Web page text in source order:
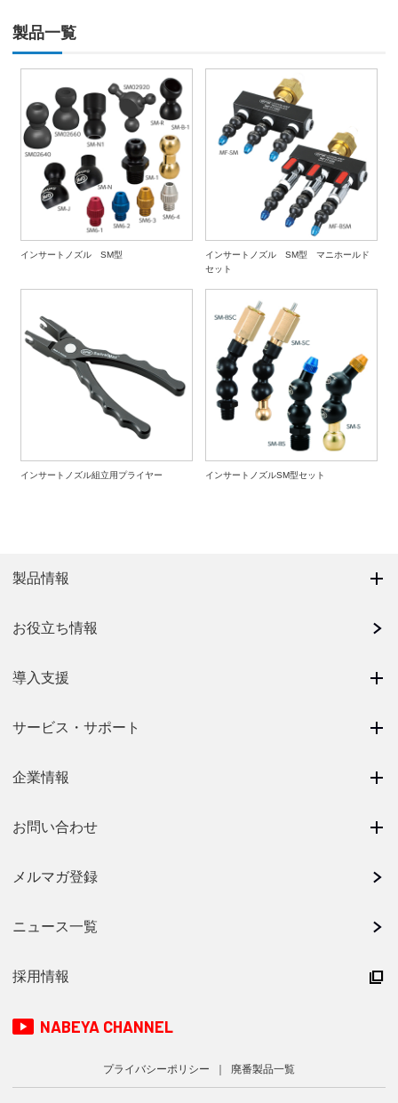
製品一覧
インサートノズル SM型
インサートノズル SM型 マニホールド
セット
インサートノズル組立用プライヤー インサートノズルSM型セット
製品情報
お役立ち情報
導入支援
サービス・サポート
企業情報
お問い合わせ
メルマガ登録
ニュース一覧
採用情報
NABEYA CHANNEL
プライバシーポリシー 廃番製品一覧